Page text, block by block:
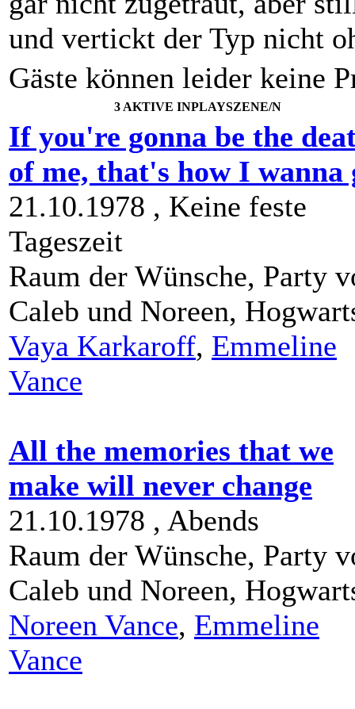
und vertickt der Typ nicht
Gäste können leider keine
3 AKTIVE INPLAYSZENE/N
If you're gonna be the
of me, that's how I wanna
21.10.1978 , Keine feste
Tageszeit
Raum der Wünsche, Party
Caleb und Noreen,
Vaya Karkaroff, Emmeline
Vance
All the memories that we
make will never change
21.10.1978 , Abends
Raum der Wünsche, Party
Caleb und Noreen,
Noreen Vance, Emmeline
Vance